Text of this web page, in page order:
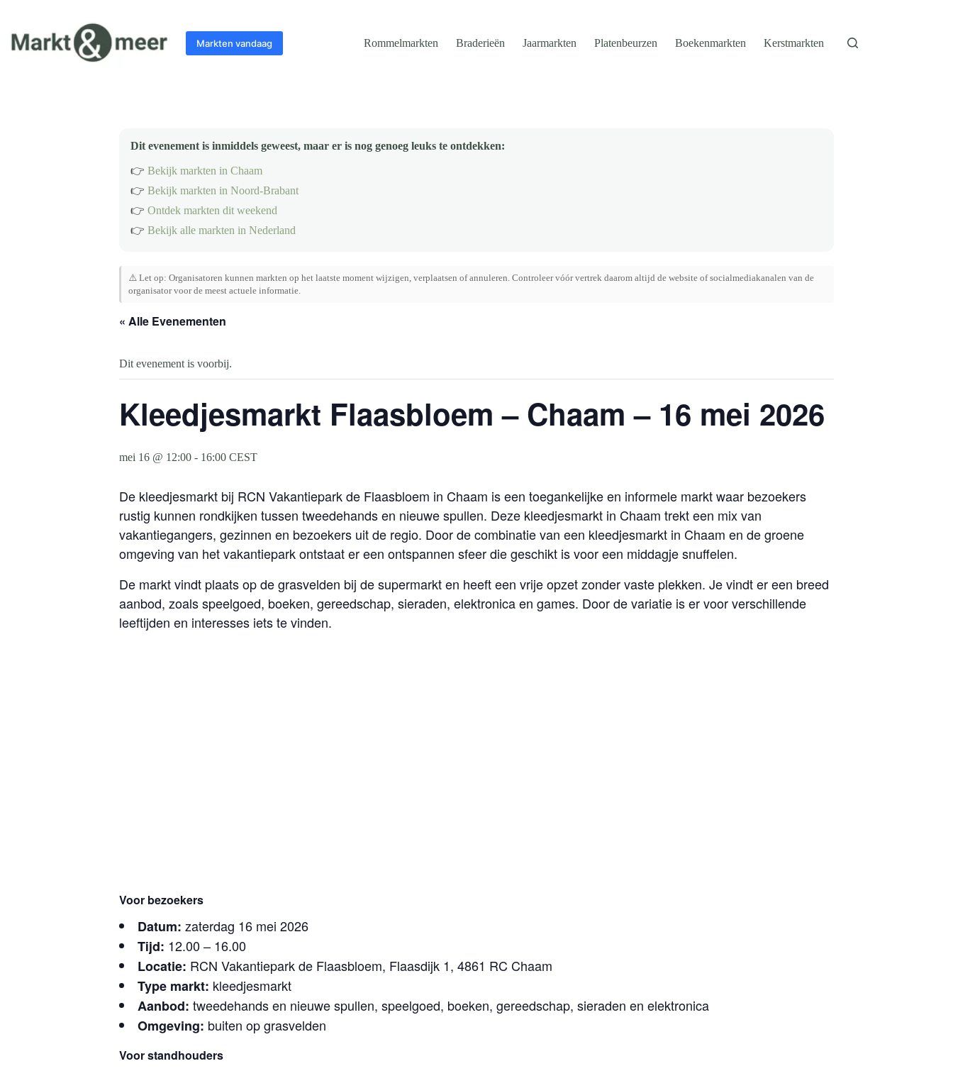
inhoud
Markten vandaag Rommelmarkten Braderieën Jaarmarkten Platenbeurzen Boekenmarkten Kerstmarkten
Dit evenement is inmiddels geweest, maar er is nog genoeg leuks te ontdekken:
👉 Bekijk markten in Chaam
👉 Bekijk markten in Noord-Brabant
👉 Ontdek markten dit weekend
👉 Bekijk alle markten in Nederland
⚠️ Let op: Organisatoren kunnen markten op het laatste moment wijzigen, verplaatsen of annuleren. Controleer vóór vertrek daarom altijd de website of socialmediakanalen van de
organisator voor de meest actuele informatie.
« Alle Evenementen
Dit evenement is voorbij.
Kleedjesmarkt Flaasbloem – Chaam – 16 mei 2026
mei 16 @ 12:00 - 16:00 CEST
De kleedjesmarkt bij RCN Vakantiepark de Flaasbloem in Chaam is een toegankelijke en informele markt waar bezoekers
rustig kunnen rondkijken tussen tweedehands en nieuwe spullen. Deze kleedjesmarkt in Chaam trekt een mix van
vakantiegangers, gezinnen en bezoekers uit de regio. Door de combinatie van een kleedjesmarkt in Chaam en de groene
omgeving van het vakantiepark ontstaat er een ontspannen sfeer die geschikt is voor een middagje snuffelen.
De markt vindt plaats op de grasvelden bij de supermarkt en heeft een vrije opzet zonder vaste plekken. Je vindt er een breed
aanbod, zoals speelgoed, boeken, gereedschap, sieraden, elektronica en games. Door de variatie is er voor verschillende
leeftijden en interesses iets te vinden.
Voor bezoekers
Datum: zaterdag 16 mei 2026
Tijd: 12.00 – 16.00
Locatie: RCN Vakantiepark de Flaasbloem, Flaasdijk 1, 4861 RC Chaam
Type markt: kleedjesmarkt
Aanbod: tweedehands en nieuwe spullen, speelgoed, boeken, gereedschap, sieraden en elektronica
Omgeving: buiten op grasvelden
Voor standhouders